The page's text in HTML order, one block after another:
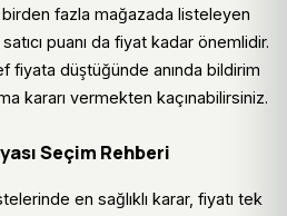
birden fazla mağazada listeleyen
puanı da fiyat kadar önemlidir.
fiyata düştüğünde anında bildirim
kararı vermekten kaçınabilirsiniz.
Seçim Rehberi
en sağlıklı karar, fiyatı tek